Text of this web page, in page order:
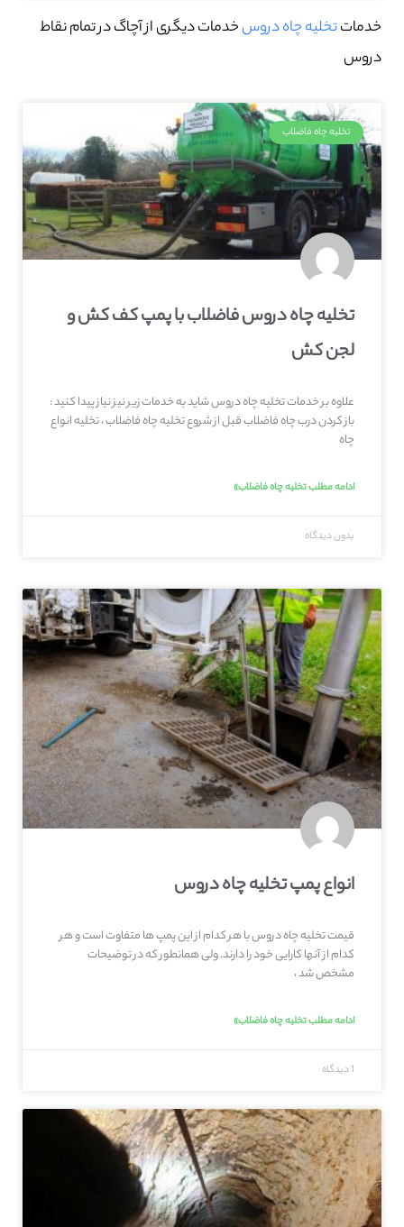
خدماتتخلیه چاه دروسخدمات دیگری از آچاگ در تمام نقاط
دروس
تخلیه چاه فاضلاب
تخلیه چاه دروس فاضلاب با پمپ کف کش و
لجن کش
علاوه بر خدمات تخلیه چاه دروس شاید به خدمات زیر نیز نیاز پیدا کنید :
باز کردن درب چاه فاضلاب قبل از شروع تخلیه چاه فاضلاب ، تخلیه انواع
چاه
ادامه مطلب تخلیه چاه فاضلاب»
بدون دیدگاه
انواع پمپ تخلیه چاه دروس
قیمت تخلیه چاه دروس با هر کدام از این پمپ ها متفاوت است و هر
کدام از آنها کارایی خود را دارند. ولی همانطور که در توضیحات
مشخص شد ،
ادامه مطلب تخلیه چاه فاضلاب»
1 دیدگاه